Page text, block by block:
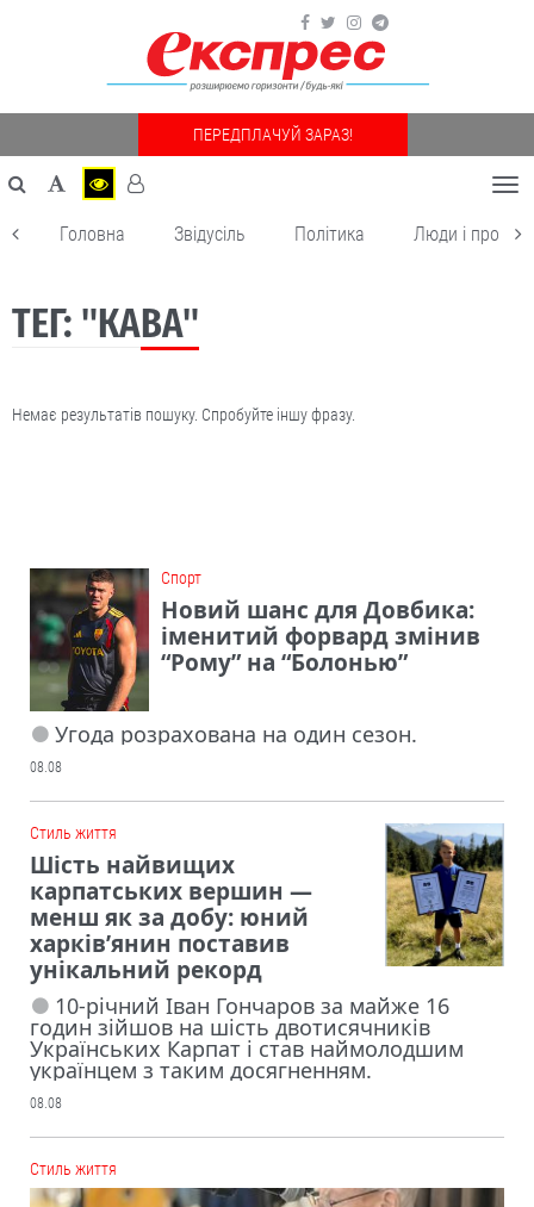
ПЕРЕДПЛАЧУЙ ЗАРАЗ!
Головна Звідусіль Політика Люди і
ТЕГ: "КАВА"
Немає результатів пошуку. Спробуйте іншу фразу.
Cпорт
Новий шанс для Довбика:
іменитий форвард змінив
“Рому” на “Болонью”
Угода розрахована на один сезон.
08.08
Cтиль життя
Шість найвищих
карпатських вершин —
менш як за добу: юний
харків’янин поставив
унікальний рекорд
10-річний Іван Гончаров за майже 16
годин зійшов на шість двотисячників
Українських Карпат і став наймолодшим
українцем з таким досягненням.
08.08
Cтиль життя